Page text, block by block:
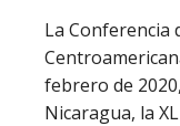
La Conferencia
febrero de
Nicaragua, la